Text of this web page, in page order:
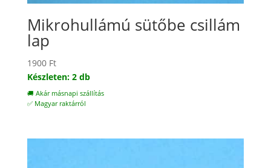
Mikrohullámú sütőbe csillám
lap
1900 Ft
Készleten: 2 db
🚚 Akár másnapi szállítás
✅ Magyar raktárról